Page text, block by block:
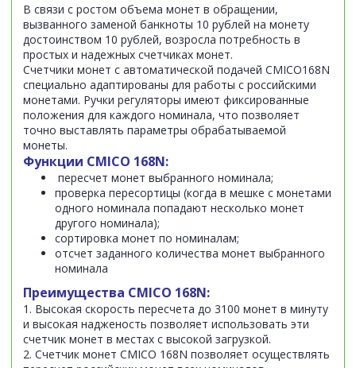
В связи с ростом объема монет в обращении,
вызванного заменой банкноты 10 рублей на монету
достоинством 10 рублей, возросла потребность в
простых и надежных счетчиках монет.
Счетчики монет c автоматической подачей CMICO168N
специально адаптированы для работы с российскими
монетами. Ручки регуляторы имеют фиксированные
положения для каждого номинала, что позволяет
точно выставлять параметры обрабатываемой
монеты.
Функции CMICO 168N:
пересчет монет выбранного номинала;
проверка пересортицы (когда в мешке с монетами
одного номинала попадают несколько монет
другого номинала);
сортировка монет по номиналам;
отсчет заданного количества монет выбранного
номинала
Преимущества CMICO 168N:
1. Высокая скорость пересчета до 3100 монет в минуту
и высокая надженость позволяет использовать эти
счетчик монет в местах с высокой загрузкой.
2. Счетчик монет CMICO 168N позволяет осуществлять